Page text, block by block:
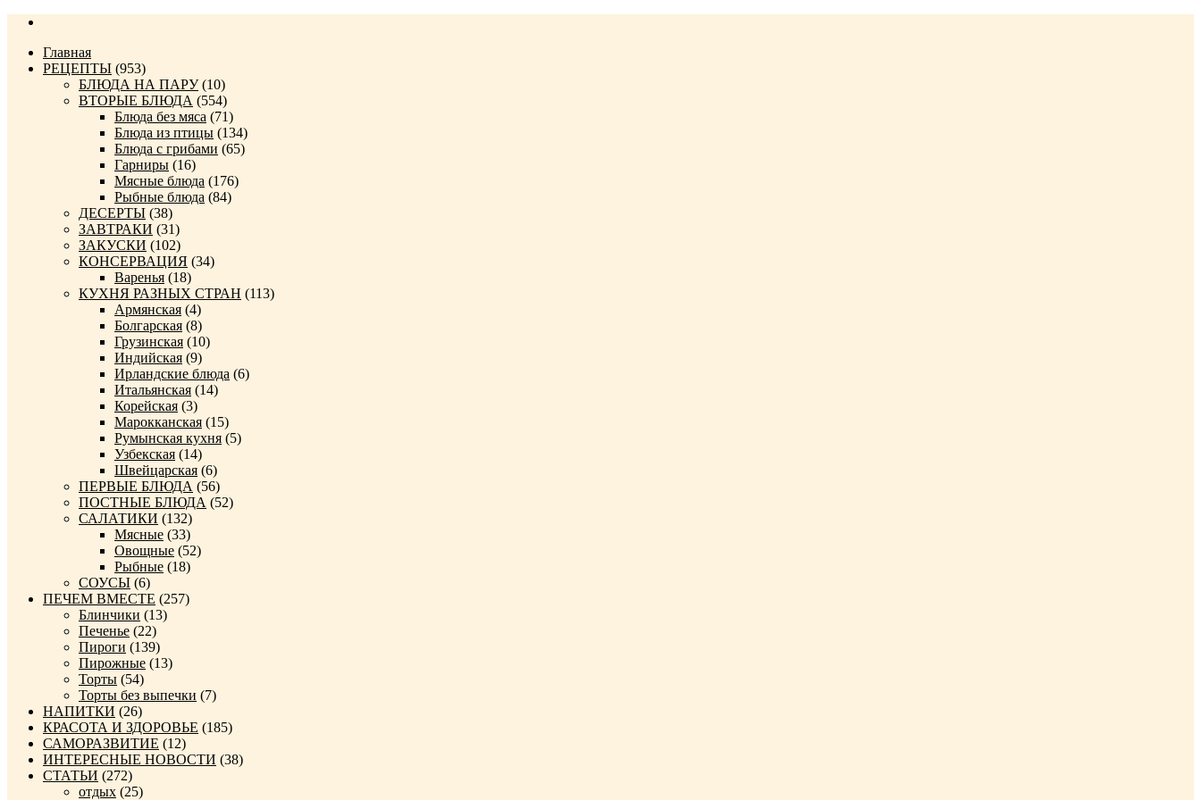
Главная
РЕЦЕПТЫ (953)
БЛЮДА НА ПАРУ(10)
ВТОРЫЕ БЛЮДА (554)
Блюда без мяса (71)
Блюда из птицы (134)
Блюда с грибами (65)
Гарниры (16)
Мясные блюда (176)
Рыбные блюда (84)
ДЕСЕРТЫ (38)
ЗАВТРАКИ (31)
ЗАКУСКИ (102)
КОНСЕРВАЦИЯ (34)
Варенья (18)
КУХНЯ РАЗНЫХ СТРАН (113)
Армянская (4)
Болгарская (8)
Грузинская (10)
Индийская (9)
Ирландские блюда (6)
Итальянская (14)
Корейская (3)
Марокканская (15)
Румынская кухня (5)
Узбекская (14)
Швейцарская (6)
ПЕРВЫЕ БЛЮДА (56)
ПОСТНЫЕ БЛЮДА (52)
САЛАТИКИ (132)
Мясные (33)
Овощные (52)
Рыбные (18)
СОУСЫ (6)
ПЕЧЕМ ВМЕСТЕ (257)
Блинчики (13)
Печенье (22)
Пироги (139)
Пирожные (13)
Торты (54)
Торты без выпечки (7)
НАПИТКИ (26)
КРАСОТА И ЗДОРОВЬЕ (185)
САМОРАЗВИТИЕ (12)
ИНТЕРЕСНЫЕ НОВОСТИ (38)
СТАТЬИ (272)
отдых (25)